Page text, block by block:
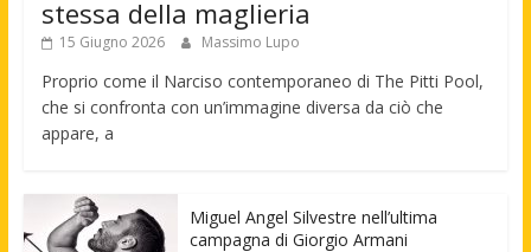
stessa della maglieria
15 Giugno 2026 Massimo Lupo
Proprio come il Narciso contemporaneo di The Pitti Pool,
che si confronta con un’immagine diversa da ciò che
appare, a
Miguel Angel Silvestre nell’ultima
campagna di Giorgio Armani